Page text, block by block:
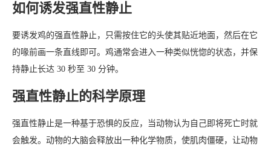
如何诱发强直性静止
要诱发鸡的强直性静止，只需按住它的头使其贴近地面，然后在它
的喙前画一条直线即可。鸡通常会进入一种类似恍惚的状态，并保
持静止长达 30 秒至 30 分钟。
强直性静止的科学原理
强直性静止是一种基于恐惧的反应，当动物认为自己即将死亡时就
会触发。动物的大脑会释放出一种化学物质，使肌肉僵硬，让动物